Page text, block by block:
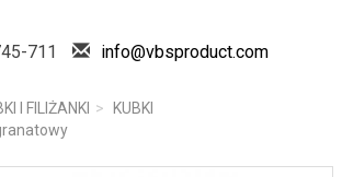
711 info@vbsproduct.com
I FILIŻANKI
KUBKI